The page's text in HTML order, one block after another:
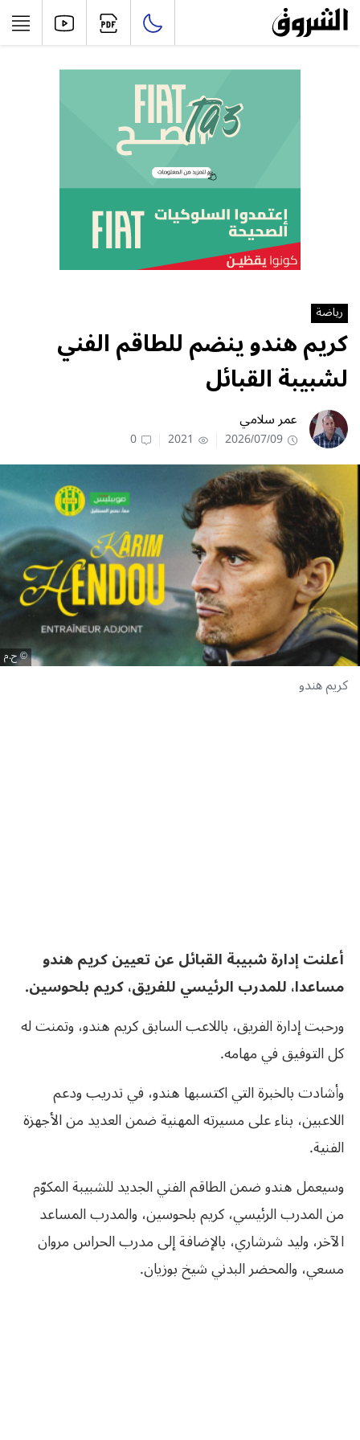
رياضة
كريم هندو ينضم للطاقم الفني
لشبيبة القبائل
عمر سلامي
2026/07/09
2021
0
ح.م
كريم هندو
أعلنت إدارة شبيبة القبائل عن تعيين كريم هندو
مساعدا، للمدرب الرئيسي للفريق، كريم بلحوسين.
ورحبت إدارة الفريق، باللاعب السابق كريم هندو، وتمنت له
كل التوفيق في مهامه.
وأشادت بالخبرة التي اكتسبها هندو، في تدريب ودعم
اللاعبين، بناء على مسيرته المهنية ضمن العديد من الأجهزة
الفنية.
وسيعمل هندو ضمن الطاقم الفني الجديد للشبيبة المكوّم
من المدرب الرئيسي، كريم بلحوسين، والمدرب المساعد
الآخر، وليد شرشاري، بالإضافة إلى مدرب الحراس مروان
مسعي، والمحضر البدني شيخ بوزيان.